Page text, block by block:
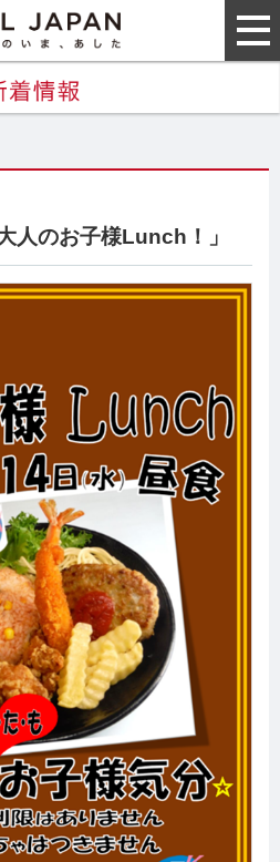
人のお子様Lunch！」